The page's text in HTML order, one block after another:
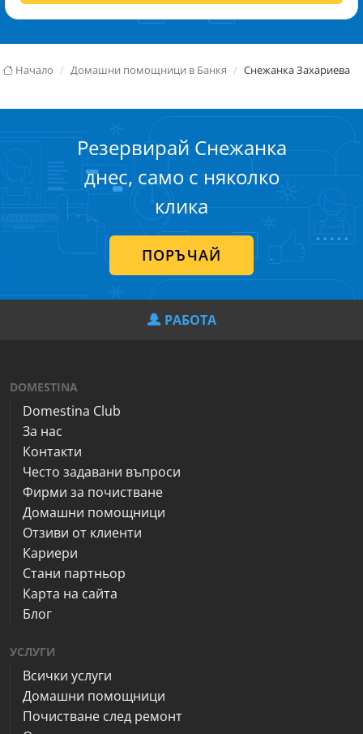
Начало Домашни помощници в Банкя Снежанка Захариева
Резервирай Снежанка
днес, само с няколко
клика
ПОРЪЧАЙ
РАБОТА
DOMESTINA
Domestina Club
За нас
Контакти
Често задавани въпроси
Фирми за почистване
Домашни помощници
Отзиви от клиенти
Кариери
Стани партньор
Карта на сайта
Блог
УСЛУГИ
Всички услуги
Домашни помощници
Почистване след ремонт